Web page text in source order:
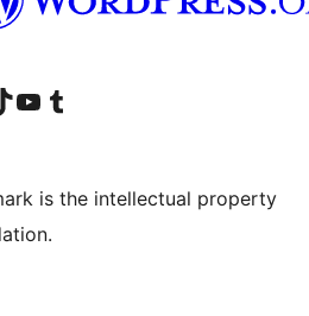
account
ہمارے ٹک ٹاک اکاؤنٹ
Visit our YouTube channel
ہمارے ٹمبلر اکاؤنٹ پر جائیں
is the intellectual property